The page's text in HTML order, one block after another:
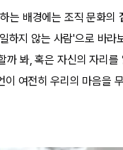
는 배경에는 조직 문화
하지 않는 사람'으로 바
봐, 혹은 자신의 자리
여전히 우리의 마음을